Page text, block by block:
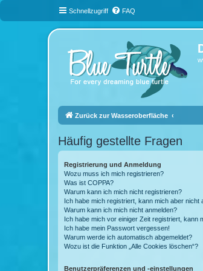
Schnellzugriff FAQ
Zurück zur Wasseroberfläche
Häufig gestellte Fragen
Registrierung und Anmeldung
Wozu muss ich mich registrieren?
Was ist COPPA?
Warum kann ich mich nicht registrieren?
Ich habe mich registriert, kann mich aber nicht
Warum kann ich mich nicht anmelden?
Ich habe mich vor einiger Zeit registriert, kann
Ich habe mein Passwort vergessen!
Warum werde ich automatisch abgemeldet?
Wozu ist die Funktion „Alle Cookies löschen“?
Benutzerpräferenzen und -einstellungen